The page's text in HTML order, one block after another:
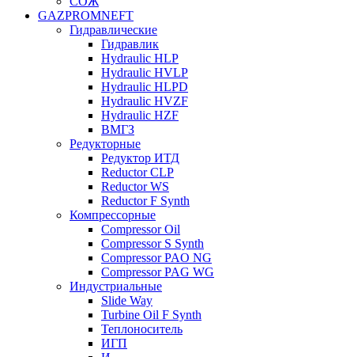
GAZPROMNEFT
Гидравлические
Гидравлик
Hydraulic HLP
Hydraulic HVLP
Hydraulic HLPD
Hydraulic HVZF
Hydraulic HZF
ВМГЗ
Редукторные
Редуктор ИТД
Reductor CLP
Reductor WS
Reductor F Synth
Компрессорные
Compressor Oil
Compressor S Synth
Compressor PAO NG
Compressor PAG WG
Индустриальные
Slide Way
Turbine Oil F Synth
Теплоноситель
ИГП